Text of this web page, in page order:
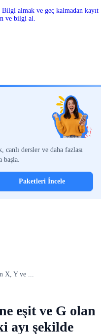
Bilgi almak ve geç kalmadan kayıt
ve bilgi al.
dersler ve daha fazlası
Paketleri İncele
X, Y ve ...
eşit ve G olan
ayı şekilde